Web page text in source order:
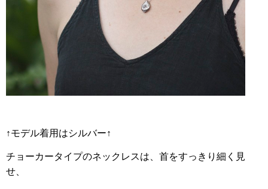
↑モデル着用はシルバー↑
チョーカータイプのネックレスは、首をすっきり細く見
せ、